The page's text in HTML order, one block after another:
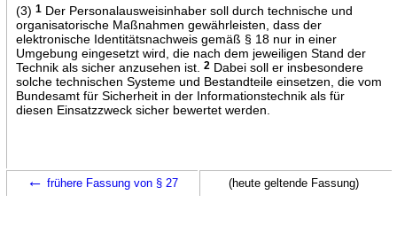
(3) 1Der Personalausweisinhaber soll durch technische und
organisatorische Maßnahmen gewährleisten, dass der
elektronische Identitätsnachweis gemäß § 18 nur in einer
Umgebung eingesetzt wird, die nach dem jeweiligen Stand der
Technik als sicher anzusehen ist.
2Dabei soll er insbesondere
solche technischen Systeme und Bestandteile einsetzen, die vom
Bundesamt für Sicherheit in der Informationstechnik als für
diesen Einsatzzweck sicher bewertet werden.
← frühere Fassung von § 27 (heute geltende Fassung)